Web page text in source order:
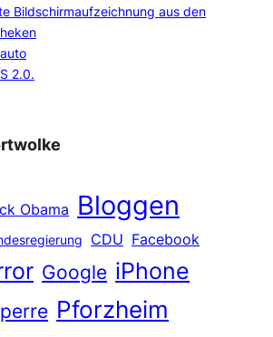
Bildschirmaufzeichnung aus den
2.0.
Obama Bloggen
CDU Facebook
Google iPhone
Pforzheim